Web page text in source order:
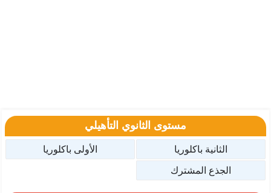
مستوى الثانوي التأهيلي
الثانية باكلوريا
الأولى باكلوريا
الجذع المشترك